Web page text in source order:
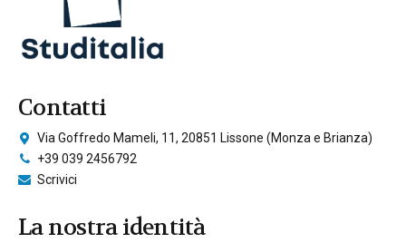
Contatti
Via Goffredo Mameli, 11, 20851 Lissone (Monza e Brianza)
+39 039 2456792
Scrivici
La nostra identità